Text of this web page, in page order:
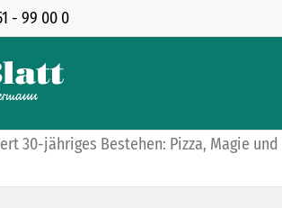
- 99 00 0
30-jähriges Bestehen: Pizza, Magie